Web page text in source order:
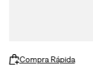
Compra Rápida